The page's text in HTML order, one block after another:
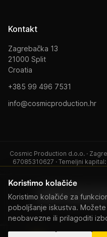
Kontakt
Zagrebačka 13
21000 Split
Croatia
+385 99 496 7531
info@cosmicproduction.hr
Cosmic Production d.o.o. ·
67085310627 · Temeljni
© 2026 Cosmic
Politika Privatnosti
Koristimo kolačiće
Koristimo kolačiće za
poboljšanje iskustva.
neobavezne ili prilagoditi